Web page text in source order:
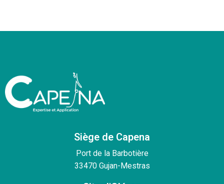
Siège de Capena
Port de la Barbotière
33470 Gujan-Mestras